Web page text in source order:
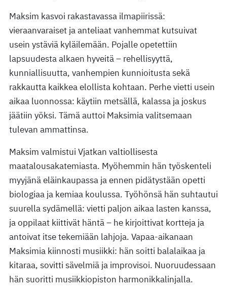
Maksim kasvoi rakastavassa ilmapiirissä:
vieraanvaraiset ja anteliaat vanhemmat kutsuivat
usein ystäviä kyläilemään. Pojalle opetettiin
lapsuudesta alkaen hyveitä – rehellisyyttä,
kunniallisuutta, vanhempien kunnioitusta sekä
rakkautta kaikkea elollista kohtaan. Perhe vietti usein
aikaa luonnossa: käytiin metsällä, kalassa ja joskus
jäätiin yöksi. Tämä auttoi Maksimia valitsemaan
tulevan ammattinsa.
Maksim valmistui Vjatkan valtiollisesta
maatalousakatemiasta. Myöhemmin hän työskenteli
myyjänä eläinkaupassa ja ennen pidätystään opetti
biologiaa ja kemiaa koulussa. Työhönsä hän suhtautui
suurella sydämellä: vietti paljon aikaa lasten kanssa,
ja oppilaat kiittivät häntä – he kirjoittivat kortteja ja
antoivat itse tekemiään lahjoja. Vapaa-aikanaan
Maksimia kiinnosti musiikki: hän soitti balalaikaa ja
kitaraa, sovitti sävelmiä ja improvisoi. Nuoruudessaan
hän suoritti musiikkiopiston harmonikkalinjalla.